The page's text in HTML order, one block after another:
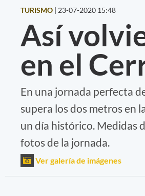
TURISMO | 23-07-2020 15:48
Así
en el
En una jornada perfecta
supera los dos metros en
un día histórico. Medidas
fotos de la jornada.
Ver galería de imágenes